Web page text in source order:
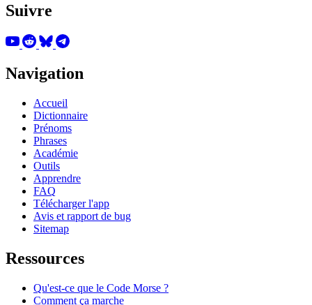
Suivre
Navigation
Accueil
Dictionnaire
Prénoms
Phrases
Académie
Outils
Apprendre
FAQ
Télécharger l'app
Avis et rapport de bug
Sitemap
Ressources
Qu'est-ce que le Code Morse ?
Comment ça marche